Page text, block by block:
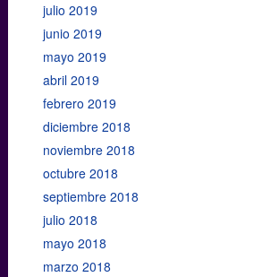
julio 2019
junio 2019
mayo 2019
abril 2019
febrero 2019
diciembre 2018
noviembre 2018
octubre 2018
septiembre 2018
julio 2018
mayo 2018
marzo 2018